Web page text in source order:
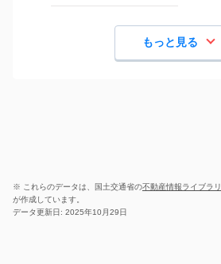
もっと見る
※ これらのデータは、国土交通省の不動産情報ライブラリ
が作成しています。
データ更新日: 2025年10月29日